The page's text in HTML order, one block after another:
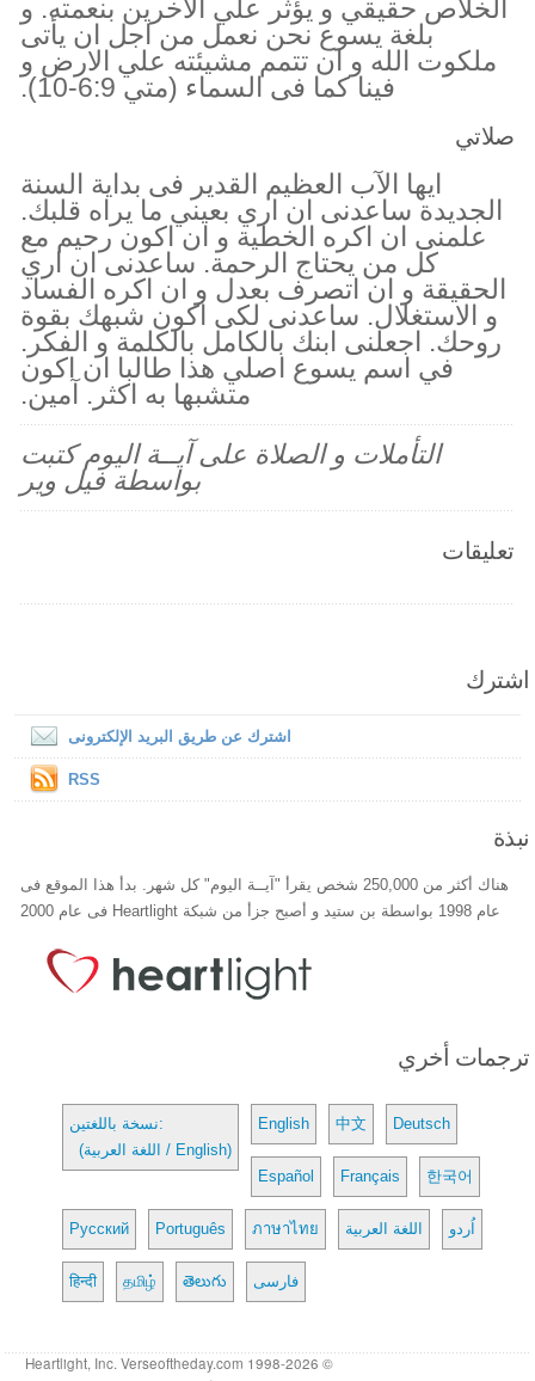
الخلاص حقيقي و يؤثر علي الاخرين بنعمته. و
بلغة يسوع نحن نعمل من اجل ان يأتى
ملكوت الله و ان تتمم مشيئته علي الارض و
فينا كما فى السماء (متي 6:9-10).
صلاتي
ايها الآب العظيم القدير فى بداية السنة
الجديدة ساعدنى ان اري بعيني ما يراه قلبك.
علمنى ان اكره الخطية و ان اكون رحيم مع
كل من يحتاج الرحمة. ساعدنى ان اري
الحقيقة و ان اتصرف بعدل و ان اكره الفساد
و الاستغلال. ساعدنى لكى اكون شبهك بقوة
روحك. اجعلنى ابنك بالكامل بالكلمة و الفكر.
في اسم يسوع اصلي هذا طالبا ان اكون
متشبها به اكثر. آمين.
التأملات و الصلاة على آيــة اليوم كتبت
بواسطة فيل وير
تعليقات
اشترك
اشترك عن طريق البريد الإلكترونى
RSS
نبذة
هناك أكثر من 250,000 شخص يقرأ "آيــة اليوم" كل شهر. بدأ هذا الموقع فى
عام 1998 بواسطة بن ستيد و أصبح جزأ من شبكة Heartlight فى عام 2000
ترجمات أخري
نسخة باللغتين:
(اللغة العربية / English)
English 中文 Deutsch
Español Français 한국어
Русский Português ภาษาไทย اللغة العربية اُردو
हिन्दी தமிழ் తెలుగు فارسی
© 1998-2026 Heartlight, Inc. Verseoftheday.com